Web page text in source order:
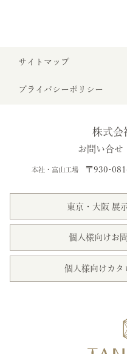
サイトマップ
プライバシーポリシー
株式会
お問い合せ
本社・富山工場 〒930-
東京・大阪 展
個人様向けお
個人様向けカタ